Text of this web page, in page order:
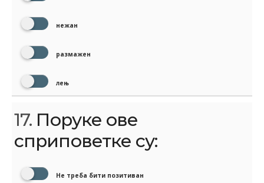
нежан
размажен
лењ
17. Поруке ове
сприповетке су:
Не треба бити позитиван